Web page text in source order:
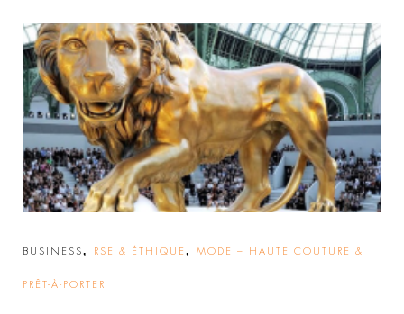
BUSINESS, RSE & ÉTHIQUE , MODE – HAUTE COUTURE &
PRÊT-À-PORTER